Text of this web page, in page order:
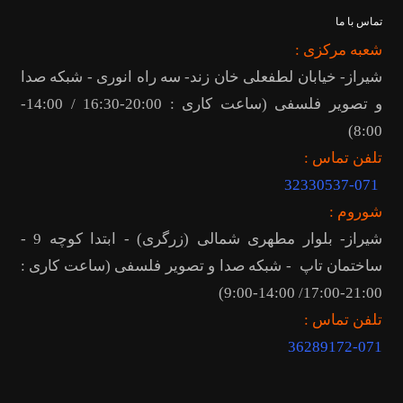
تماس با ما
شعبه مرکزی :
شیراز- خیابان لطفعلی خان زند- سه راه انوری - شبکه صدا
و تصویر فلسفی (ساعت کاری : 20:00-16:30 / 14:00-
8:00)
تلفن تماس :
32330537-071
شوروم :
شیراز- بلوار مطهری شمالی (زرگری) - ابتدا کوچه 9 -
ساختمان تاپ - شبکه صدا و تصویر فلسفی (ساعت کاری :
21:00-17:00/ 14:00-9:00)
تلفن تماس :
36289172-071